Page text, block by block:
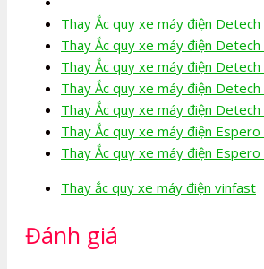
Thay Ắc quy xe máy điện
Thay Ắc quy xe máy điện
Thay Ắc quy xe máy điện
Thay Ắc quy xe máy điện
Thay Ắc quy xe máy điện
Thay Ắc quy xe máy điện Espero
Thay Ắc quy xe máy điện
Thay ắc quy xe máy điện vinfast
Đánh giá